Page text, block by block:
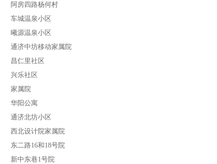
阿房四路杨何村
车城温泉小区
曦源温泉小区
通济中坊移动家属院
昌仁里社区
兴乐社区
家属院
华阳公寓
通济北坊小区
西北设计院家属院
东二路16和18号院
新中东巷1号院